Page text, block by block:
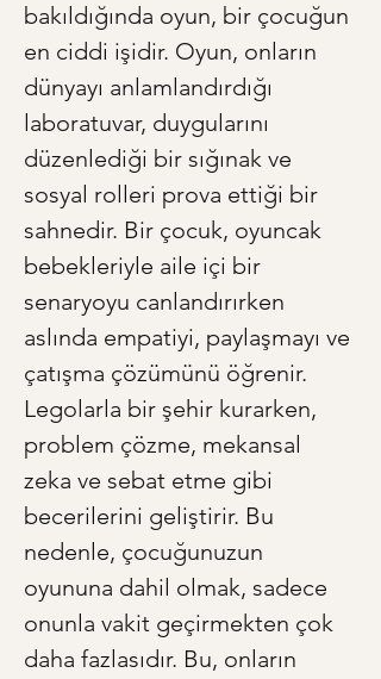
bakıldığında oyun, bir çocuğun
en ciddi işidir. Oyun, onların
dünyayı anlamlandırdığı
laboratuvar, duygularını
düzenlediği bir sığınak ve
sosyal rolleri prova ettiği bir
sahnedir. Bir çocuk, oyuncak
bebekleriyle aile içi bir
senaryoyu canlandırırken
aslında empatiyi, paylaşmayı ve
çatışma çözümünü öğrenir.
Legolarla bir şehir kurarken,
problem çözme, mekansal
zeka ve sebat etme gibi
becerilerini geliştirir. Bu
nedenle, çocuğunuzun
oyununa dahil olmak, sadece
onunla vakit geçirmekten çok
daha fazlasıdır. Bu, onların